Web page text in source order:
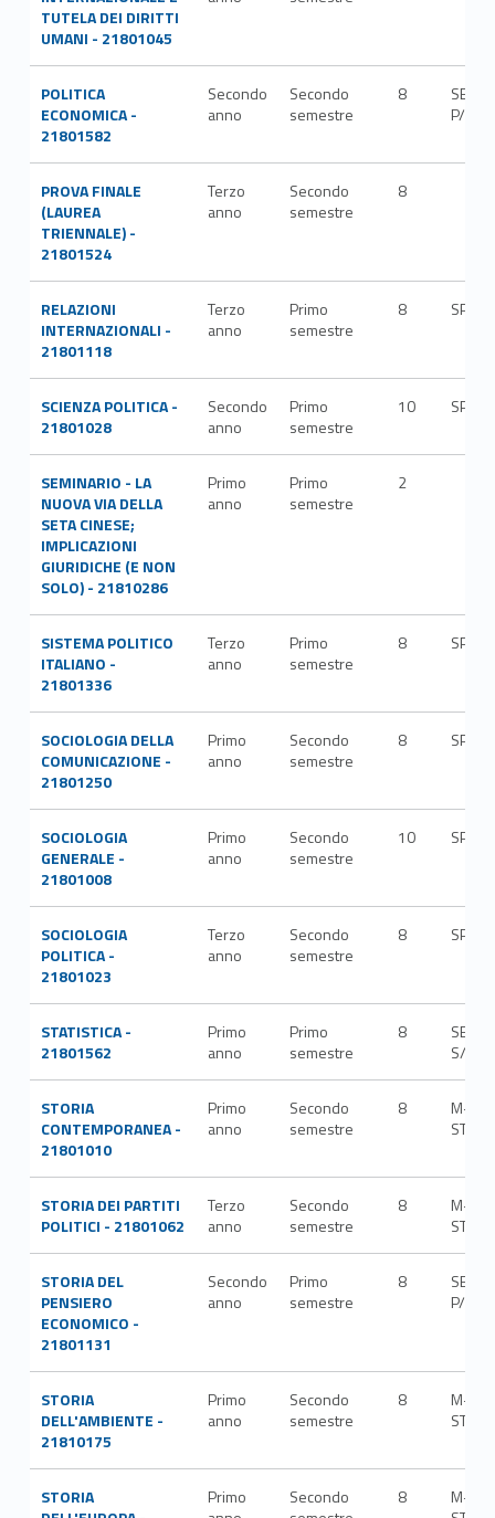
TUTELA DEI DIRITTI
UMANI - 21801045
POLITICA
ECONOMICA -
21801582
Secondo
anno
Secondo
semestre
8
SECS-
P/02
PROVA FINALE
(LAUREA
TRIENNALE) -
21801524
Terzo
anno
Secondo
semestre
8
RELAZIONI
INTERNAZIONALI -
21801118
Terzo
anno
Primo
semestre
8 SPS/
SCIENZA POLITICA -
21801028
Secondo
anno
Primo
semestre
10 SPS/
SEMINARIO - LA
NUOVA VIA DELLA
SETA CINESE;
IMPLICAZIONI
GIURIDICHE (E NON
SOLO) - 21810286
Primo
anno
Primo
semestre
2
SISTEMA POLITICO
ITALIANO -
21801336
Terzo
anno
Primo
semestre
8 SPS/
SOCIOLOGIA DELLA
COMUNICAZIONE -
21801250
Primo
anno
Secondo
semestre
8 SPS/
SOCIOLOGIA
GENERALE -
21801008
Primo
anno
Secondo
semestre
10 SPS/
SOCIOLOGIA
POLITICA -
21801023
Terzo
anno
Secondo
semestre
8 SPS/
STATISTICA -
21801562
Primo
anno
Primo
semestre
8
SECS-
S/01
STORIA
CONTEMPORANEA -
21801010
Primo
anno
Secondo
semestre
8
M-
STO/
STORIA DEI PARTITI
POLITICI - 21801062
Terzo
anno
Secondo
semestre
8
M-
STO/
STORIA DEL
PENSIERO
ECONOMICO -
21801131
Secondo
anno
Primo
semestre
8
SECS-
P/04
STORIA
DELL'AMBIENTE -
21810175
Primo
anno
Secondo
semestre
8
M-
STO/
STORIA
Primo
Secondo
8
M-